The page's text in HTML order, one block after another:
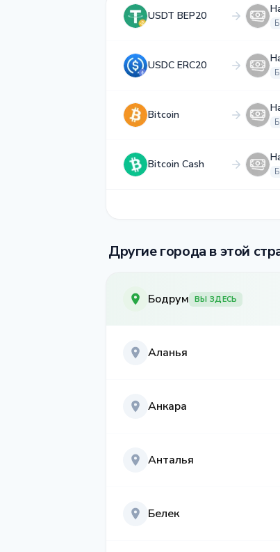
USDT BEP20
USDC ERC20
Bitcoin
Bitcoin Cash
Другие города в этой
Бодрум ВЫ ЗДЕСЬ
Аланья
Анкара
Анталья
Белек